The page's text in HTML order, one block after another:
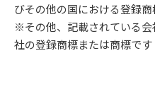
びその他の国における登録
※その他、記載されている
社の登録商標または商標です